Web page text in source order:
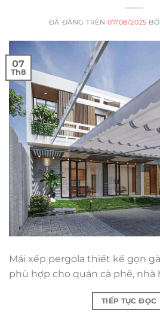
ĐÃ ĐĂNG TRÊN07/08/2025 BỞI
07
Th8
Mái xếp pergola thiết kế gọn
phù hợp cho quán cà phê, nhà
TIẾP TỤC ĐỌC